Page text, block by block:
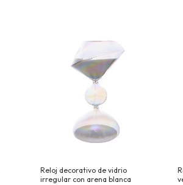
Reloj decorativo de vidrio
irregular con arena blanca